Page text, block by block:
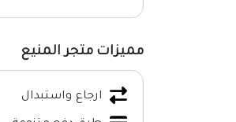
مميزات متجر المنيع
ارجاع واستبدال